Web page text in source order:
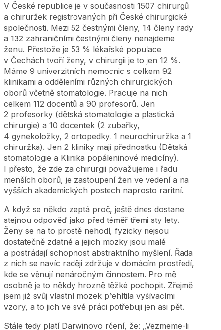
V České republice je v současnosti 1507 chirurgů
a chiruržek registrovaných při České chirurgické
společnosti. Mezi 52 čestnými členy, 14 členy rady
a 132 zahraničními čestnými členy nenajdeme
ženu. Přestože je 53 % lékařské populace
v Čechách tvoří ženy, v chirurgii je to jen 12 %.
Máme 9 univerzitních nemocnic s celkem 92
klinikami a odděleními různých chirurgických
oborů včetně stomatologie. Pracuje na nich
celkem 112 docentů a 90 profesorů. Jen
2 profesorky (dětská stomatologie a plastická
chirurgie) a 10 docentek (2 zubařky,
4 gynekoložky, 2 ortopedky, 1 neurochiruržka a 1
chiruržka). Jen 2 kliniky mají přednostku (Dětská
stomatologie a Klinika popáleninové medicíny).
I přesto, že zde za chirurgii považujeme i řadu
menších oborů, je zastoupení žen ve vedení a na
vyšších akademických postech naprosto raritní.
A když se někdo zeptá proč, ještě dnes dostane
stejnou odpověď jako před téměř třemi sty lety.
Ženy se na to prostě nehodí, fyzicky nejsou
dostatečně zdatné a jejich mozky jsou malé
a postrádají schopnost abstraktního myšlení. Řada
z nich se navíc raději zdržuje v domácím prostředí,
kde se věnují nenáročným činnostem. Pro mě
osobně je to někdy hrozně těžké pochopit. Zřejmě
jsem již svůj vlastní mozek přehltila vyšívacími
vzory, a to jich ve své práci potřebuji jen asi pět.
Stále tedy platí Darwinovo rčení, že: „Vezmeme-li